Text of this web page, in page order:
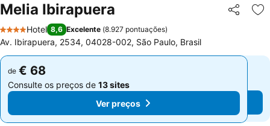
Melia Ibirapuera Partilhar
4 Estrelas
Hotel 8,6 Excelente (8.927 pontuações)
Av. Ibirapuera, 2534, 04028-002, São Paulo, Brasil
de € 68
Consulte os preços de 13 sites
Ver preços
de € 68
Consulte os preços de 13 sites
Ver preços